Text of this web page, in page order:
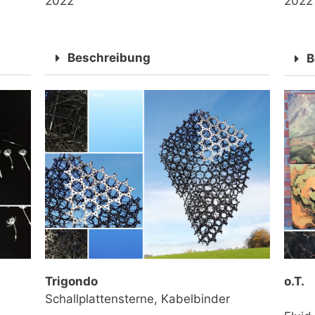
Beschreibung
Trigondo
Schallplattensterne, Kabelbinder
o.T.